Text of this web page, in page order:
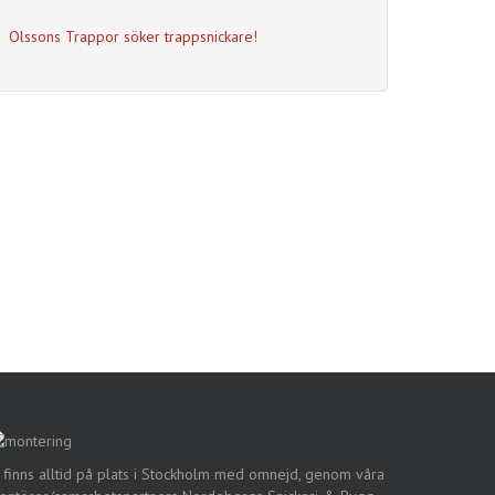
Olssons Trappor söker trappsnickare!
finns alltid på plats i Stockholm med omnejd, genom våra